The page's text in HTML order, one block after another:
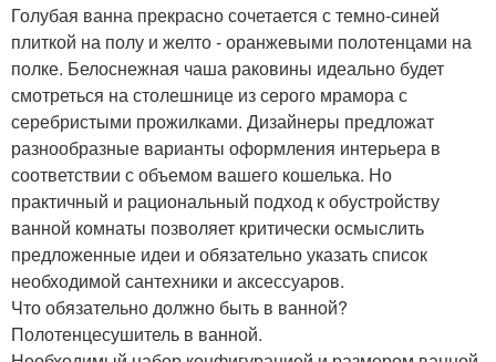
Голубая ванна прекрасно сочетается с темно-синей
плиткой на полу и желто - оранжевыми полотенцами на
полке. Белоснежная чаша раковины идеально будет
смотреться на столешнице из серого мрамора с
серебристыми прожилками. Дизайнеры предложат
разнообразные варианты оформления интерьера в
соответствии с объемом вашего кошелька. Но
практичный и рациональный подход к обустройству
ванной комнаты позволяет критически осмыслить
предложенные идеи и обязательно указать список
необходимой сантехники и аксессуаров.
Что обязательно должно быть в ванной?
Полотенцесушитель в ванной.